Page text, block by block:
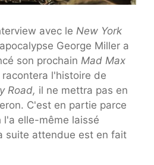
avec le New York
George Miller a
son prochain Mad Max
l'histoire de
Road, il ne mettra pas en
C'est en partie parce
l'a elle-même laissé
suite attendue est en fait